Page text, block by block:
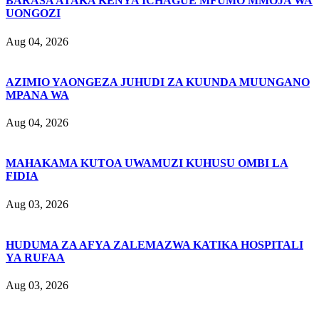
UONGOZI
Aug 04, 2026
AZIMIO YAONGEZA JUHUDI ZA KUUNDA MUUNGANO
MPANA WA
Aug 04, 2026
MAHAKAMA KUTOA UWAMUZI KUHUSU OMBI LA
FIDIA
Aug 03, 2026
HUDUMA ZA AFYA ZALEMAZWA KATIKA HOSPITALI
YA RUFAA
Aug 03, 2026